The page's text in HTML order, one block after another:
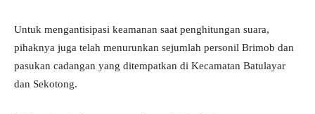
Untuk mengantisipasi keamanan saat penghitungan suara,
pihaknya juga telah menurunkan sejumlah personil Brimob dan
pasukan cadangan yang ditempatkan di Kecamatan Batulayar
dan Sekotong.